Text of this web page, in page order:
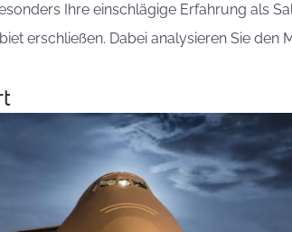
Ihre einschlägige Erfahrung als
erschließen. Dabei analysieren Sie den